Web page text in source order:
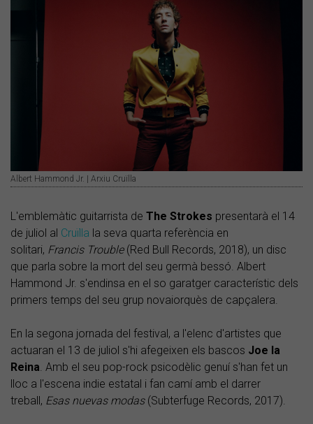
Albert Hammond Jr. | Arxiu Cruïlla
L'emblemàtic guitarrista de The Strokes presentarà el 14
de juliol al Cruïlla la seva quarta referència en
solitari, Francis Trouble (Red Bull Records, 2018), un disc
que parla sobre la mort del seu germà bessó. Albert
Hammond Jr. s'endinsa en el so garatger característic dels
primers temps del seu grup novaiorquès de capçalera.
En la segona jornada del festival, a l'elenc d'artistes que
actuaran el 13 de juliol s'hi afegeixen els bascos Joe la
Reina. Amb el seu pop-rock psicodèlic genuí s'han fet un
lloc a l'escena indie estatal i fan camí amb el darrer
treball, Esas nuevas modas(Subterfuge Records, 2017).